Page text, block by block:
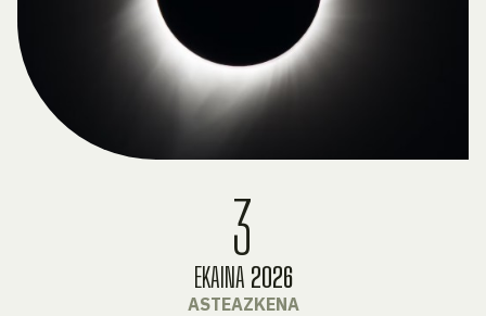
3
EKAINA 2026
ASTEAZKENA